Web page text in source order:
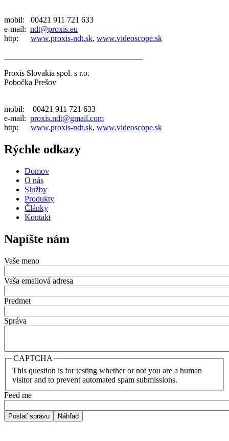
mobil: 00421 911 721 633
e-mail: ndt@proxis.eu
http: www.proxis-ndt.sk, www.videoscope.sk
Proxis Slovakia spol. s r.o.
Pobočka Prešov
mobil: 00421 911 721 633
e-mail: proxis.ndt@gmail.com
http: www.proxis-ndt.sk, www.videoscope.sk
Rýchle odkazy
Domov
O nás
Služby
Produkty
Články
Kontakt
Napíšte nám
Vaše meno
Vaša emailová adresa
Predmet
Správa
CAPTCHA
This question is for testing whether or not you are a human
visitor and to prevent automated spam submissions.
Feed me
Poslať správu Náhľad